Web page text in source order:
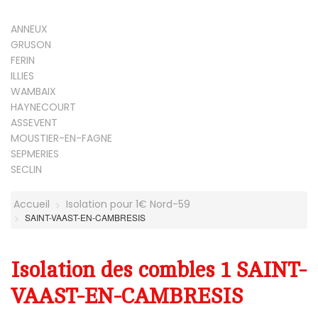
ANNEUX
GRUSON
FERIN
ILLIES
WAMBAIX
HAYNECOURT
ASSEVENT
MOUSTIER-EN-FAGNE
SEPMERIES
SECLIN
Accueil Isolation pour 1€ Nord-59
SAINT-VAAST-EN-CAMBRESIS
Isolation des combles 1 SAINT-
VAAST-EN-CAMBRESIS